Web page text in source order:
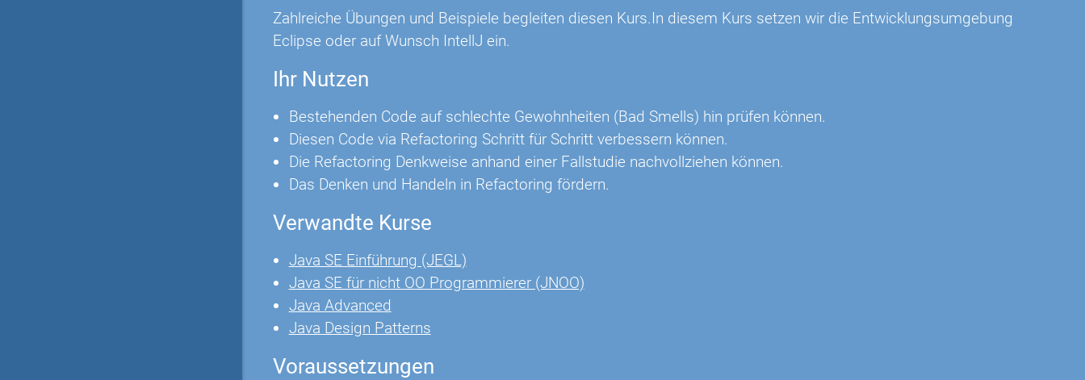
Zahlreiche Übungen und Beispiele begleiten diesen Kurs.In diesem Kurs setzen wir die Entwicklungsumgebung
Eclipse oder auf Wunsch IntellJ ein.
Ihr Nutzen
Bestehenden Code auf schlechte Gewohnheiten (Bad Smells) hin prüfen können.
Diesen Code via Refactoring Schritt für Schritt verbessern können.
Die Refactoring Denkweise anhand einer Fallstudie nachvollziehen können.
Das Denken und Handeln in Refactoring fördern.
Verwandte Kurse
Java SE Einführung (JEGL)
Java SE für nicht OO Programmierer (JNOO)
Java Advanced
Java Design Patterns
Voraussetzungen